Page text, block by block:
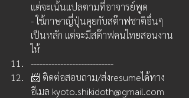
แต่จะเน้นแปลตามที่อาจารย์พูด
- ใช้ภาษาญี่ปุ่นคุยกับสต๊าฟชาติอื่นๆ
เป็นหลัก แต่จะมีสต๊าฟคนไทยสอนงาน
ให้
----------------------------
📨 ติดต่อสอบถาม/ส่งresumeได้ทาง
อีเมล kyoto.shikidoth@gmail.com